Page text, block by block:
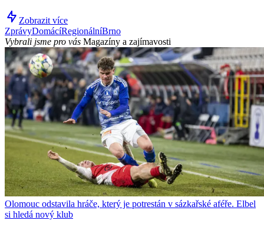
Zobrazit více
ZprávyDomácíRegionálníBrno
Vybrali jsme pro vás Magazíny a zajímavosti
Olomouc odstavila hráče, který je potrestán v sázkařské aféře. Elbel
si hledá nový klub